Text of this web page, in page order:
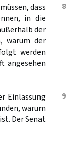
8
dass
in die
der
warum der
werden
angesehen
9
Einlassung
warum
Der Senat